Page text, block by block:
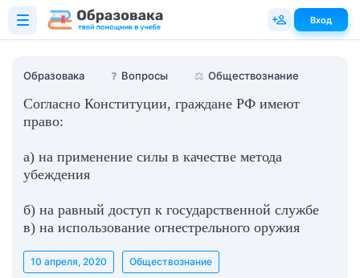
Образовака ❓ Вопросы ⚖️ Обществознание
Согласно Конституции, граждане РФ имеют
право:
а) на применение силы в качестве метода
убеждения
б) на равный доступ к государственной службе
в) на использование огнестрельного оружия
10 апреля, 2020 Обществознание
Вход